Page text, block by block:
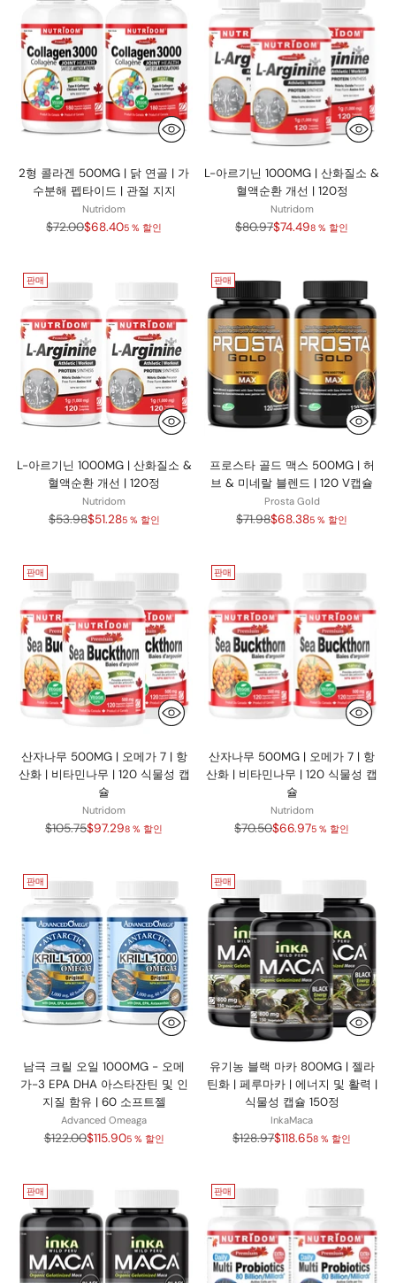
2형 콜라겐 500MG | 닭 연골 | 가
수분해 펩타이드 | 관절 지지
Nutridom
정
$72.00$68.405 % 할인
L-아르기닌 1000MG | 산화질소 &
혈액순환 개선 | 120정
Nutridom
정
$80.97$74.498 % 할인
판매
L-아르기닌 1000MG | 산화질소 &
혈액순환 개선 | 120정
Nutridom
정
$53.98$51.285 % 할인
판매
프로스타 골드 맥스 500MG | 허
브 & 미네랄 블렌드 | 120 V캡슐
Prosta Gold
정
$71.98$68.385 % 할인
판매
산자나무 500MG | 오메가 7 | 항
산화 | 비타민나무 | 120 식물성 캡
슐
Nutridom
정
$105.75$97.298 % 할인
판매
산자나무 500MG | 오메가 7 | 항
산화 | 비타민나무 | 120 식물성 캡
슐
Nutridom
정
$70.50$66.975 % 할인
판매
남극 크릴 오일 1000MG - 오메
가-3 EPA DHA 아스타잔틴 및 인
지질 함유 | 60 소프트젤
Advanced Omeaga
정
$122.00$115.905 % 할인
판매
유기농 블랙 마카 800MG | 젤라
틴화 | 페루마카 | 에너지 및 활력 |
식물성 캡슐 150정
InkaMaca
정
$128.97$118.658 % 할인
판매 판매